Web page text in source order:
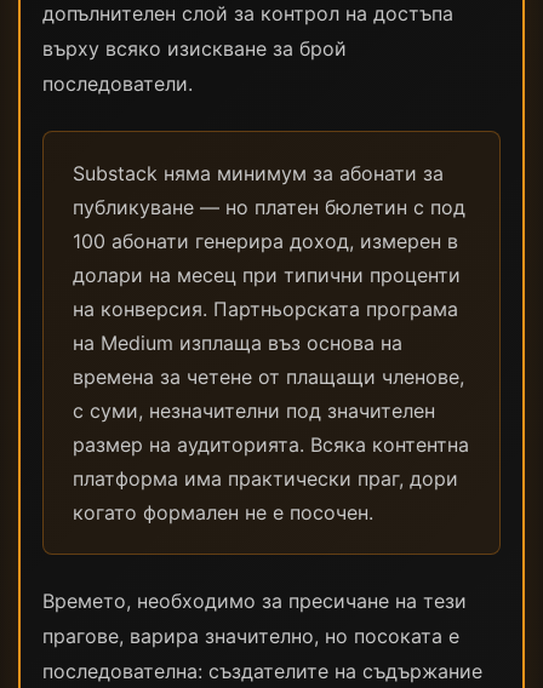
допълнителен слой за контрол на достъпа
върху всяко изискване за брой
последователи.
Substack няма минимум за абонати за
публикуване — но платен бюлетин с под
100 абонати генерира доход, измерен в
долари на месец при типични проценти
на конверсия. Партньорската програма
на Medium изплаща въз основа на
времена за четене от плащащи членове,
с суми, незначителни под значителен
размер на аудиторията. Всяка контентна
платформа има практически праг, дори
когато формален не е посочен.
Времето, необходимо за пресичане на тези
прагове, варира значително, но посоката е
последователна: създателите на съдържание